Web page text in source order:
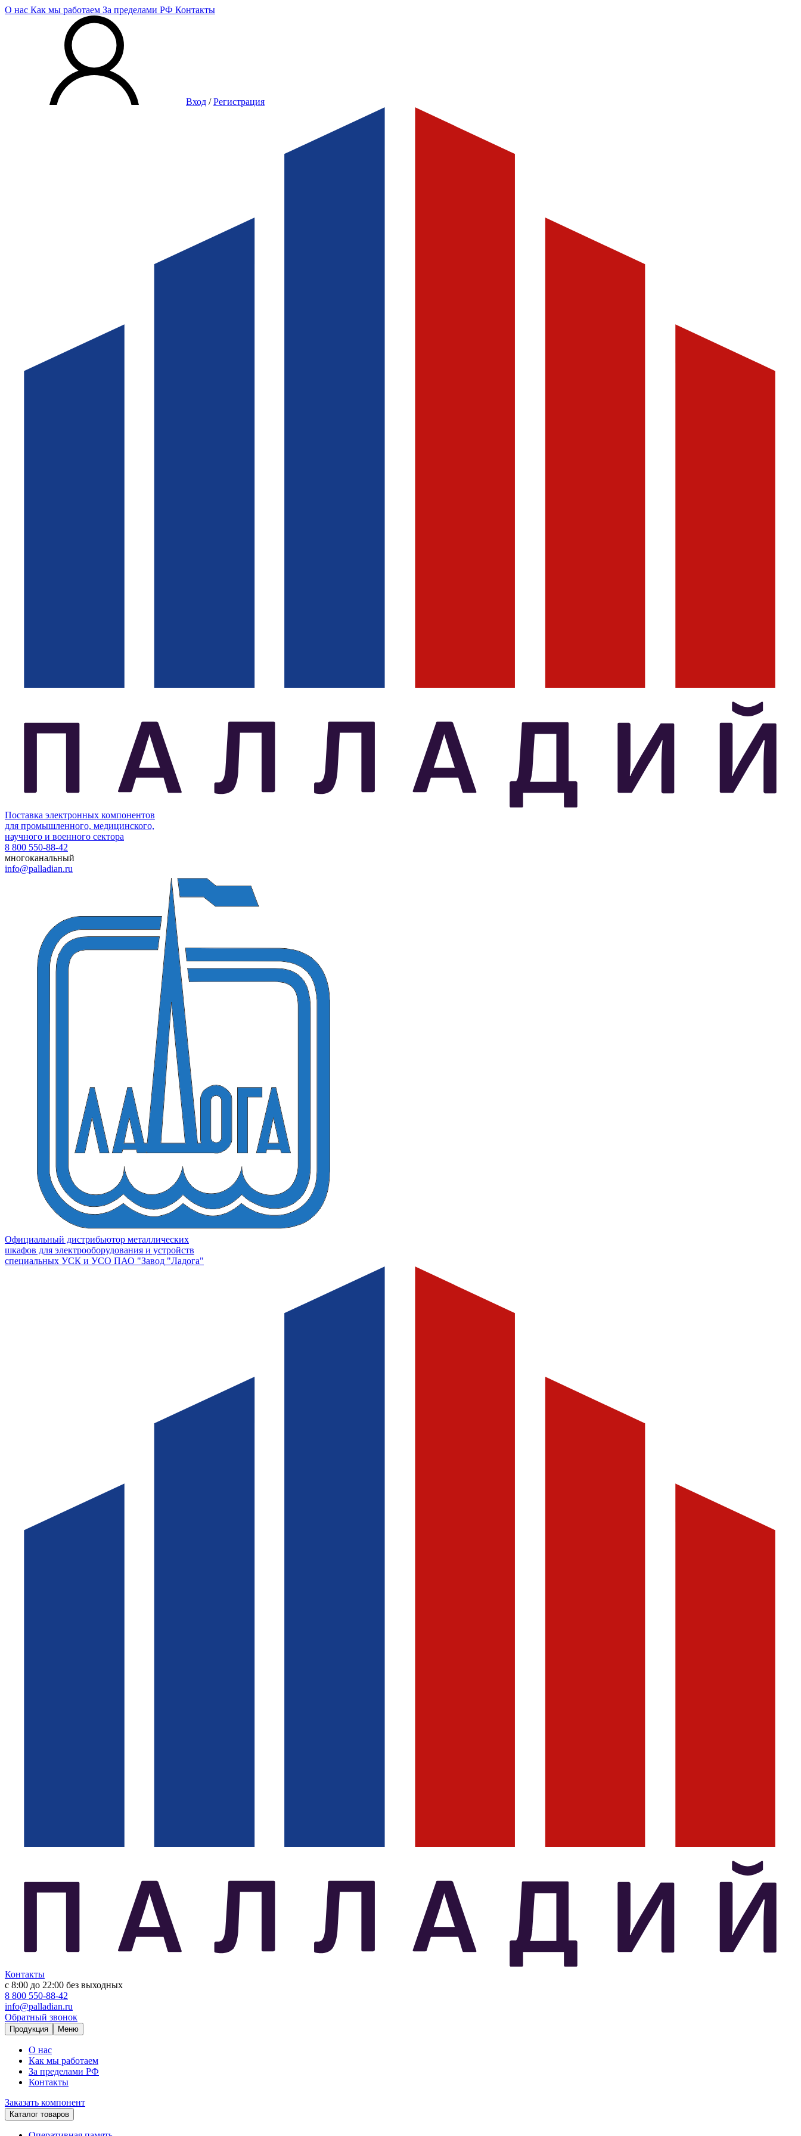
О нас Как мы работаем За пределами РФ Контакты
Вход /Регистрация
Поставка электронных компонентов
для промышленного, медицинского,
научного и военного сектора
8 800 550-88-42
многоканальный
info@palladian.ru
Официальный дистрибьютор металлических
шкафов для электрооборудования и устройств
специальных УСК и УСО ПАО "Завод "Ладога"
Контакты
с 8:00 до 22:00 без выходных
8 800 550-88-42
info@palladian.ru
Обратный звонок
Продукция Меню
О нас
Как мы работаем
За пределами РФ
Контакты
Заказать компонент
Каталог товаров